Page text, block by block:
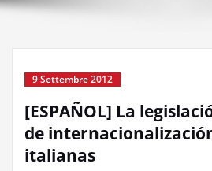
9 Settembre 2012
[ESPAÑOL] La
de
italianas